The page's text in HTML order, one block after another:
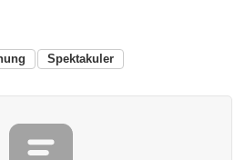
Spektakuler